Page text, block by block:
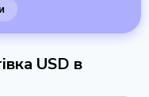
USD в